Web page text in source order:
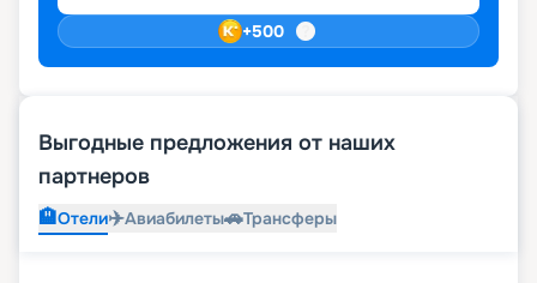
+500
Выгодные предложения от наших
партнеров
🏨Отели✈️Авиабилеты🚗Трансферы